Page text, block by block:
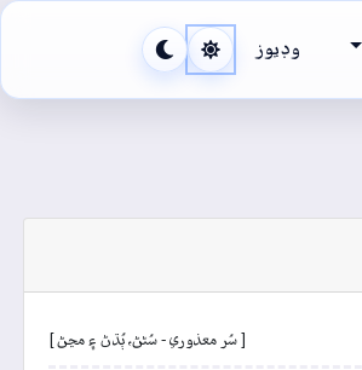
وڊيوز
[ سُر معذوري - سُڻڻ، ٻُڌڻ ۽ مڃڻ ]